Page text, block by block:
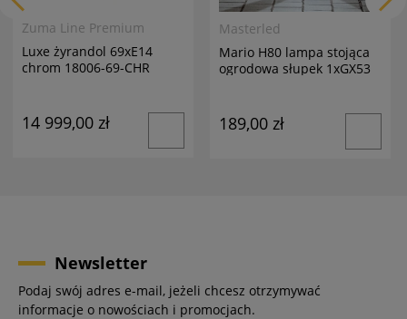
Zuma Line Premium
Luxe żyrandol 69xE14
chrom 18006-69-CHR
14 999,00 zł
Masterled
Mario H80 lampa stojąca
ogrodowa słupek 1xGX53
189,00 zł
Newsletter
Podaj swój adres e-mail, jeżeli chcesz otrzymywać
informacje o nowościach i promocjach.